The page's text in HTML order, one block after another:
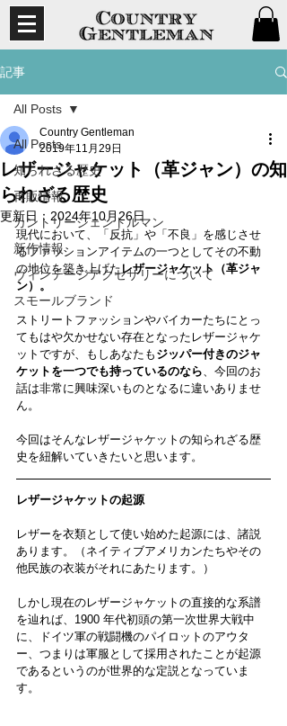
記事
All Posts
知られざる歴史
再販情報
カントリージェントルマン
新作情報
ヴィンテージアクセサリーについて
スモールブランド
All Posts
レザージャケット（革ジャン）の知
られざる歴史
Country Gentleman
2019年11月29日
更新日： 2024年10月26日
現代において、「反抗」や「不良」を感じさせ
るファッションアイテムの一つとしてその不動
の地位を築き上げた レザージャケット（革ジャ
ン）。
ストリートファッションやバイカーたちにとっ
てもはや欠かせない存在となったレザージャケ
ットですが、もしあなたも ジッパー付きのジャ
ケットを一つでも持っているのなら、今回のお
話は非常に興味深いものとなるに違いありませ
ん。
今回はそんなレザージャケットの知られざる歴
史を紐解いていきたいと思います。
レザージャケットの起源
レザーを衣類として使い始めた起源には、諸説
あります。（ネイティブアメリカンたちやその
他民族の衣装がそれにあたります。）
しかし現在のレザージャケットの直接的な系譜
を辿れば、 1900 年代初頭の第一次世界大戦中
に、
ドイツ軍の戦闘機のパイロットのアウタ
ー、つまりは軍服として採用されたことが起源
であるというのが世界的な定説となっていま
す。